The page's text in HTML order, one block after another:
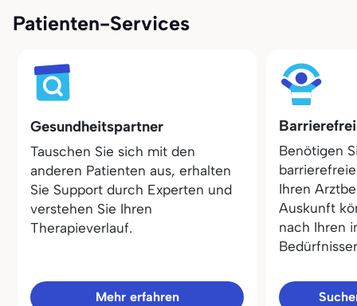
Patienten-Services
Gesundheitspartner
Tauschen Sie sich mit den
anderen Patienten aus, erhalten
Sie Support durch Experten und
verstehen Sie Ihren
Therapieverlauf.
Mehr erfahren
Benötigen
Ihren
Auskunft
nach Ihren